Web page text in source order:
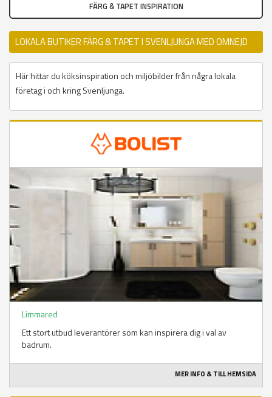
FÄRG & TAPET INSPIRATION
LOKALA BUTIKER FÄRG & TAPET I SVENLJUNGA MED OMNEJD
Här hittar du köksinspiration och miljöbilder från några lokala
företag i och kring Svenljunga.
Limmared
Ett stort utbud leverantörer som kan inspirera dig i val av
badrum.
MER INFO & TILL HEMSIDA